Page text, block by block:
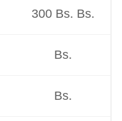
300 Bs. Bs.
Bs.
Bs.